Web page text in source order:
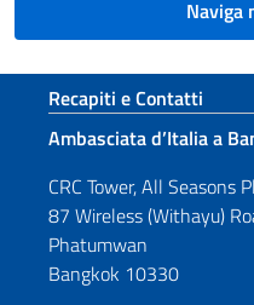
Naviga
Sezione footer
Recapiti e Contatti
Ambasciata d’Italia a
CRC Tower, All Seasons
87 Wireless (Withayu)
Phatumwan
Bangkok 10330